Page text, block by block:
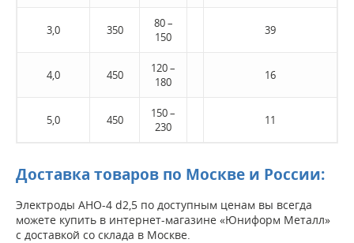
3,0 350
80 –
150
39
4,0 450
120 –
180
16
5,0 450
150 –
230
11
Доставка товаров по Москве и России:
Электроды АНО-4 d2,5 по доступным ценам вы всегда
можете купить в интернет-магазине «Юниформ Металл»
с доставкой со склада в Москве.